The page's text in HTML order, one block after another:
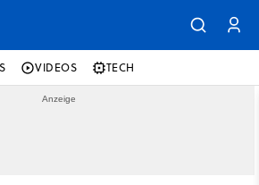
VIDEOS TECH